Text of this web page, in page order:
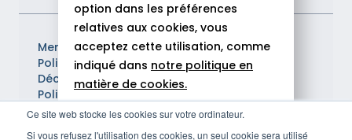
Ce site web stocke les cookies sur votre ordinateur.
Si vous refusez l'utilisation des cookies, un seul cookie sera utilisé
Mentions légales
Politique de confidentialité
Déclaration d'accessibilité
Politique de gestion des cookies
© 2026 Theodo
option dans les préférences
relatives aux cookies, vous
acceptez cette utilisation, comme
indiqué dans notre politique en
matière de cookies.
Tout autoriser